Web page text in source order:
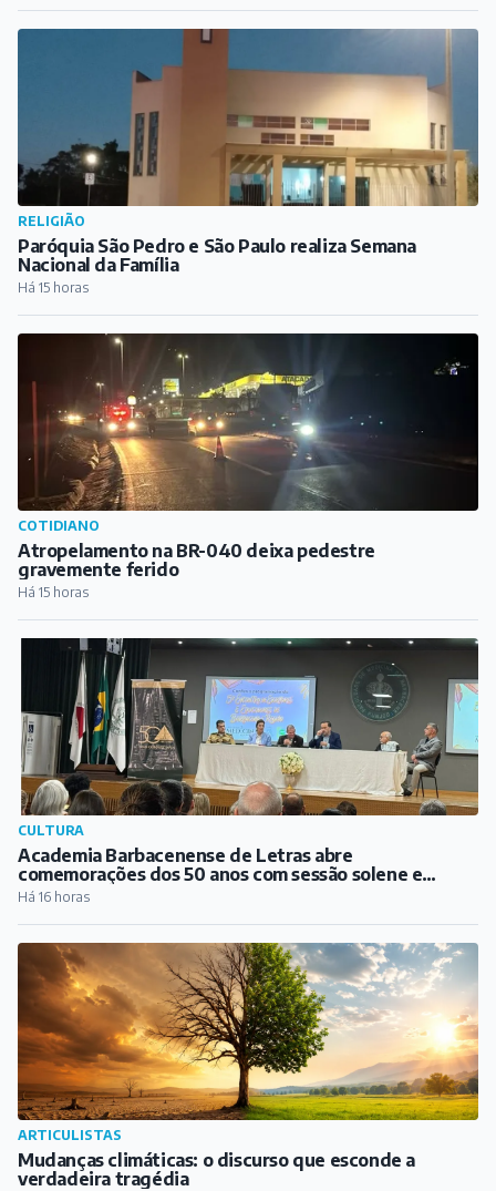
RELIGIÃO
Paróquia São Pedro e São Paulo realiza Semana
Nacional da Família
Há 15 horas
COTIDIANO
Atropelamento na BR-040 deixa pedestre
gravemente ferido
Há 15 horas
CULTURA
Academia Barbacenense de Letras abre
comemorações dos 50 anos com sessão solene e
lançamento de biografia de Guimarães Rosa
Há 16 horas
ARTICULISTAS
Mudanças climáticas: o discurso que esconde a
verdadeira tragédia